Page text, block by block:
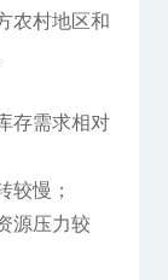
农村地区和
存需求相对
较慢；
源压力较